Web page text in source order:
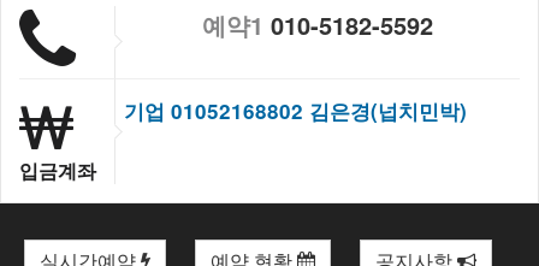
예약1 010-5182-5592
입금계좌
기업 01052168802 김은경(넙치민박)